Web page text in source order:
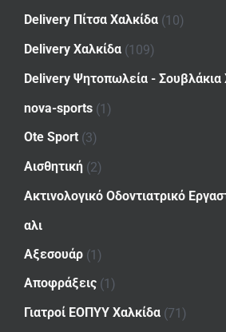
Delivery Πίτσα Χαλκίδα (10)
Delivery Χαλκίδα (109)
Delivery Ψητοπωλεία - Σουβλάκια
nova-sports (1)
Ote Sport (3)
Αισθητική (2)
Ακτινολογικό Οδοντιατρικό
αλι
Αξεσουάρ (1)
Αποφράξεις (1)
Γιατροί ΕΟΠΥΥ Χαλκίδα (71)